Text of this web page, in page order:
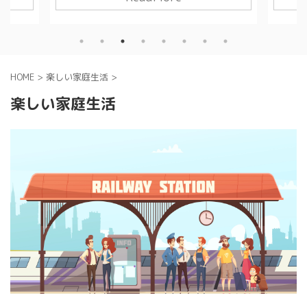
ビー
新幹
ーの
みの
で新幹線に乗車できて、自宅にいなが
らオンラインで新幹線を予約できる。
間違いなく、年会費1,100円以上の価値
があります！ 読んでほしい人 ・家族連
れでの新幹線移動が大変すぎる ・実家
利用する ・年に１ ...
ん。
を使
...
HOME > 楽しい家庭生活 >
楽しい家庭生活